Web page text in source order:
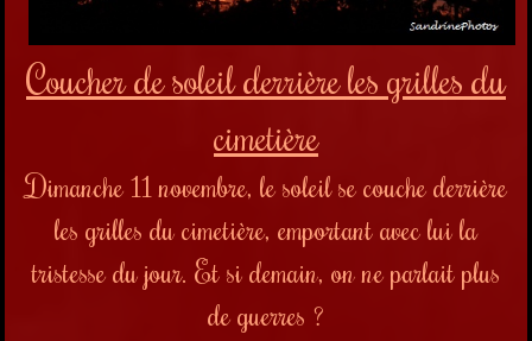
Coucher de soleil derrière les grilles du
cimetière
Dimanche 11 novembre, le soleil se couche derrière
les grilles du cimetière, emportant avec lui la
tristesse du jour. Et si demain, on ne parlait plus
de guerres ?